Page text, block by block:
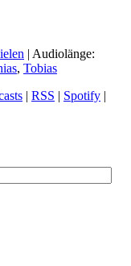
| Audiolänge:
, Tobias
| RSS | Spotify |